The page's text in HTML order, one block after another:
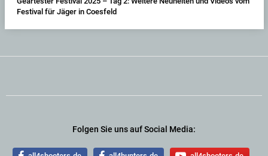
Festival für Jäger in Coesfeld
Folgen Sie uns auf Social Media: